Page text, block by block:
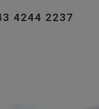
4244 2237